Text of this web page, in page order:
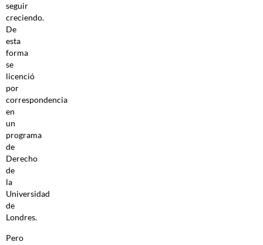
seguir
creciendo.
De
esta
forma
se
licenció
por
correspondencia
en
un
programa
de
Derecho
de
la
Universidad
de
Londres.
Pero